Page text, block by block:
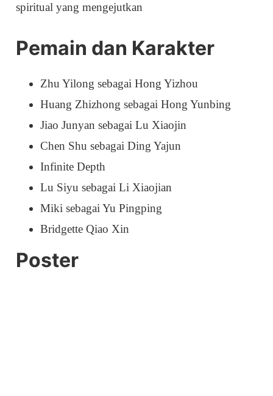
spiritual yang mengejutkan
Pemain dan Karakter
Zhu Yilong sebagai Hong Yizhou
Huang Zhizhong sebagai Hong Yunbing
Jiao Junyan sebagai Lu Xiaojin
Chen Shu sebagai Ding Yajun
Infinite Depth
Lu Siyu sebagai Li Xiaojian
Miki sebagai Yu Pingping
Bridgette Qiao Xin
Poster